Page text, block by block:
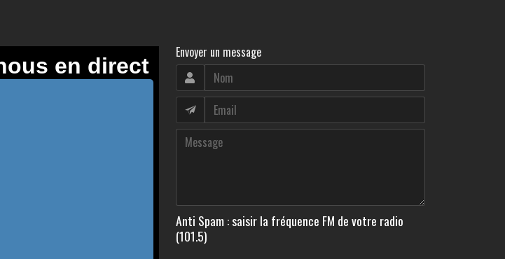
Envoyer un message
Anti Spam : saisir la fréquence FM de votre radio
(101.5)